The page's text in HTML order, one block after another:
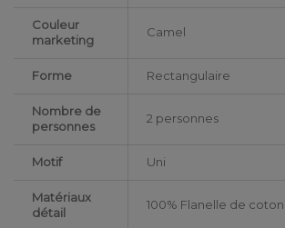
Couleur
marketing
Camel
Forme Rectangulaire
Nombre de
personnes
2 personnes
Motif Uni
Matériaux
détail
100% Flanelle de coton